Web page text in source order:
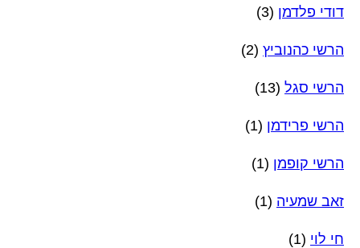
דודי פלדמן (3)
הרשי כהנוביץ (2)
הרשי סגל (13)
הרשי פרידמן (1)
הרשי קופמן (1)
זאב שמעיה (1)
חי לוי (1)